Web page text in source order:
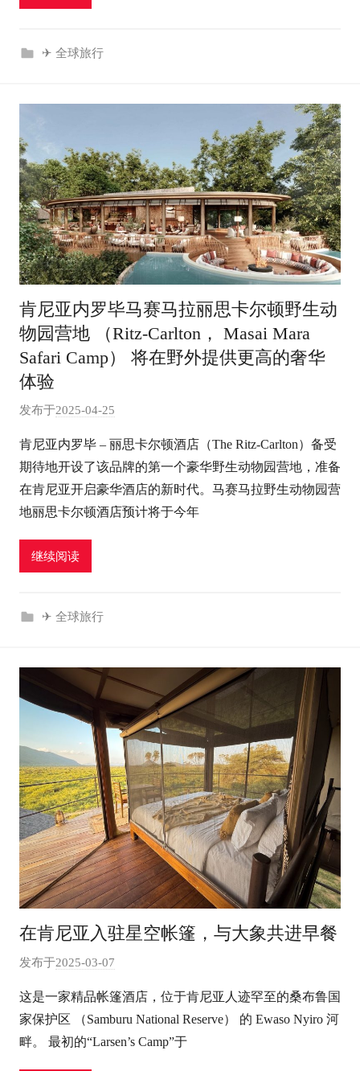
✈ 全球旅行
肯尼亚内罗毕马赛马拉丽思卡尔顿野生动
物园营地 （Ritz-Carlton， Masai Mara
Safari Camp） 将在野外提供更高的奢华
体验
发布于2025-04-25
:
e
l
u
肯尼亚内罗毕 – 丽思卡尔顿酒店（The Ritz-Carlton）备受
期待地开设了该品牌的第一个豪华野生动物园营地，准备
在肯尼亚开启豪华酒店的新时代。马赛马拉野生动物园营
地丽思卡尔顿酒店预计将于今年
继续阅读
✈ 全球旅行
在肯尼亚入驻星空帐篷，与大象共进早餐
发布于2025-03-07
:
e
l
这是一家精品帐篷酒店，位于肯尼亚人迹罕至的桑布鲁国
家保护区 （Samburu National Reserve） 的 Ewaso Nyiro 河
畔。 最初的“Larsen’s Camp”于